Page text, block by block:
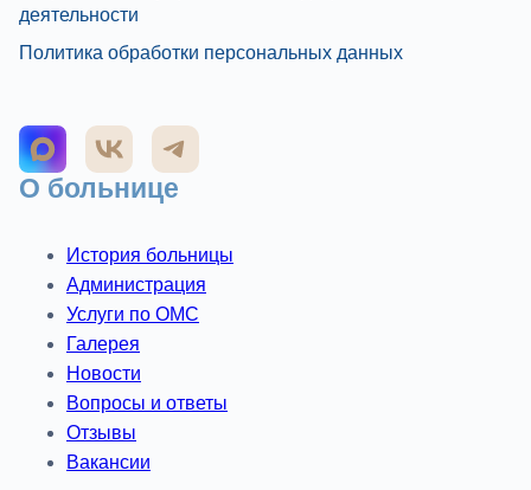
деятельности
Политика обработки персональных данных
О больнице
История больницы
Администрация
Услуги по ОМС
Галерея
Новости
Вопросы и ответы
Отзывы
Вакансии